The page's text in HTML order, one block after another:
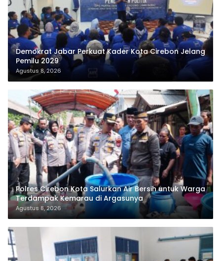
Demokrat Jabar Perkuat Kader Kota Cirebon Jelang
Pemilu 2029
Agustus 8, 2026
Polres Cirebon Kota Salurkan Air Bersih untuk Warga
Terdampak Kemarau di Argasunya
Agustus 8, 2026